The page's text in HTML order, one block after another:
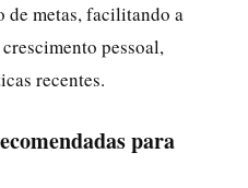
de metas, facilitando a
pessoal,
recentes.
para